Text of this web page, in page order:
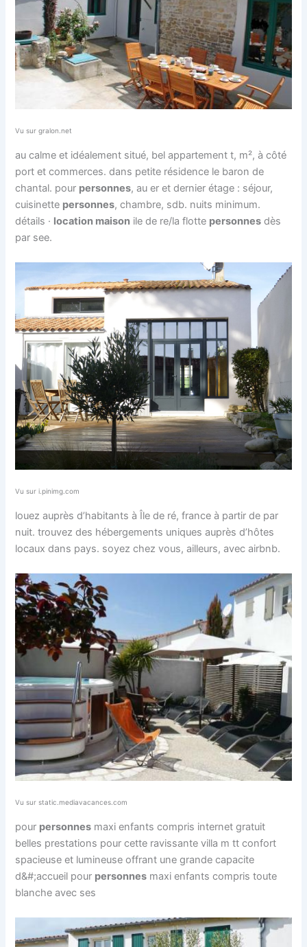
Vu sur gralon.net
au calme et idéalement situé, bel appartement t, m², à côté
port et commerces. dans petite résidence le baron de
chantal. pour personnes, au er et dernier étage : séjour,
cuisinette personnes, chambre, sdb. nuits minimum.
détails · location maison ile de re/la flotte personnes dès
par see.
Vu sur i.pinimg.com
louez auprès d’habitants à Île de ré, france à partir de par
nuit. trouvez des hébergements uniques auprès d’hôtes
locaux dans pays. soyez chez vous, ailleurs, avec airbnb.
Vu sur static.mediavacances.com
pour personnes maxi enfants compris internet gratuit
belles prestations pour cette ravissante villa m tt confort
spacieuse et lumineuse offrant une grande capacite
d&#;accueil pour personnes maxi enfants compris toute
blanche avec ses